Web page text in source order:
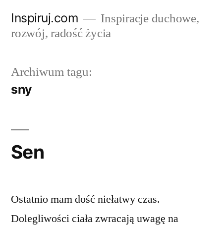
Inspiruj.com
Inspiracje duchowe,
rozwój, radość życia
Archiwum tagu:
sny
Sen
Ostatnio mam dość niełatwy czas.
Dolegliwości ciała zwracają uwagę na